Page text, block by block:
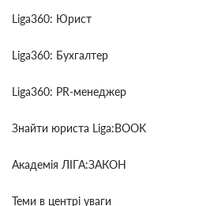
Liga360: Юрист
Liga360: Бухгалтер
Liga360: PR-менеджер
Знайти юриста Liga:BOOK
Академія ЛІГА:ЗАКОН
Теми в центрі уваги